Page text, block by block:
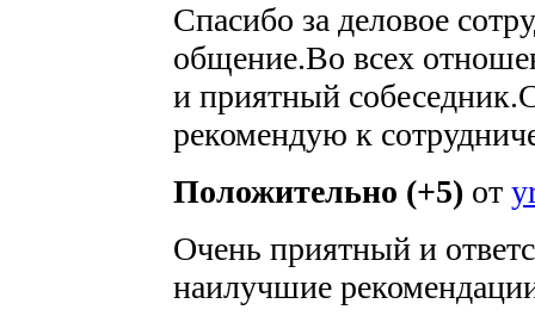
Спасибо за деловое
общение.Во всех
и приятный
рекомендую к
Положительно (+5) от
Очень приятный и
наилучшие